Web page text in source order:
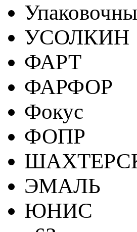
УСОЛКИН
ФАРТ
ФАРФОР
Фокус
ФОПР
ЭМАЛЬ
ЮНИС